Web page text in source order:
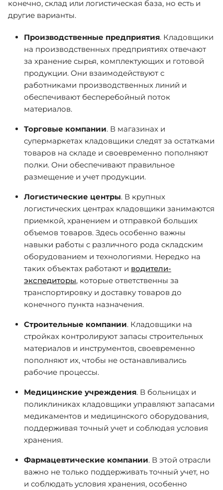
конечно, склад или логистическая база, но есть и
другие варианты.
Производственные предприятия. Кладовщики
на производственных предприятиях отвечают
за хранение сырья, комплектующих и готовой
продукции. Они взаимодействуют с
работниками производственных линий и
обеспечивают бесперебойный поток
материалов.
Торговые компании. В магазинах и
супермаркетах кладовщики следят за остатками
товаров на складе и своевременно пополняют
полки. Они обеспечивают правильное
размещение и учет продукции.
Логистические центры. В крупных
логистических центрах кладовщики занимаются
приемкой, хранением и отправкой больших
объемов товаров. Здесь особенно важны
навыки работы с различного рода складским
оборудованием и технологиями. Нередко на
таких объектах работают и водители-
экспедиторы, которые ответственны за
транспортировку и доставку товаров до
конечного пункта назначения.
Строительные компании. Кладовщики на
стройках контролируют запасы строительных
материалов и инструментов, своевременно
пополняют их, чтобы не останавливались
рабочие процессы.
Медицинские учреждения. В больницах и
поликлиниках кладовщики управляют запасами
медикаментов и медицинского оборудования,
поддерживая точный учет и соблюдая условия
хранения.
Фармацевтические компании. В этой отрасли
важно не только поддерживать точный учет, но
и соблюдать условия хранения, особенно